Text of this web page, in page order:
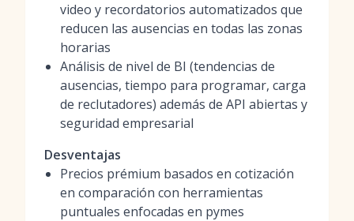
video y recordatorios automatizados que
reducen las ausencias en todas las zonas
horarias
Análisis de nivel de BI (tendencias de
ausencias, tiempo para programar, carga
de reclutadores) además de API abiertas y
seguridad empresarial
Desventajas
Precios prémium basados en cotización
en comparación con herramientas
puntuales enfocadas en pymes